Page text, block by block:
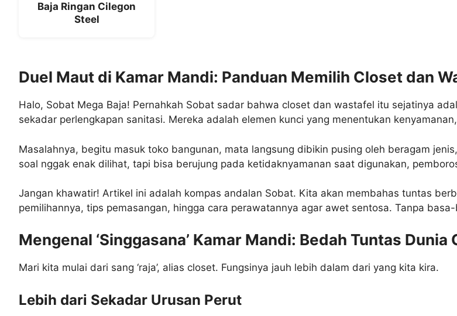
Baja Ringan Cilegon
Steel
Duel Maut di Kamar Mandi: Panduan Memilih Closet dan
Halo, Sobat Mega Baja! Pernahkah Sobat sadar bahwa closet dan wastafel itu sejatinya
sekadar perlengkapan sanitasi. Mereka adalah elemen kunci yang menentukan
Masalahnya, begitu masuk toko bangunan, mata langsung dibikin pusing oleh beragam
soal nggak enak dilihat, tapi bisa berujung pada ketidaknyamanan saat digunakan,
Jangan khawatir! Artikel ini adalah kompas andalan Sobat. Kita akan membahas tuntas
pemilihannya, tips pemasangan, hingga cara perawatannya agar awet sentosa. Tanpa
Mengenal ‘Singgasana’ Kamar Mandi: Bedah Tuntas Dunia
Mari kita mulai dari sang ‘raja’, alias closet. Fungsinya jauh lebih dalam dari yang kita kira.
Lebih dari Sekadar Urusan Perut